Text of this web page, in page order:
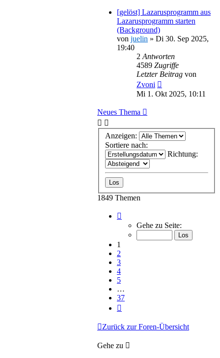
[gelöst] Lazarusprogramm aus
Lazarusprogramm starten
(Background)
von juelin » Di 30. Sep 2025,
19:40
2 Antworten
4589 Zugriffe
Letzter Beitrag von
Zvoni
Mi 1. Okt 2025, 10:11
Neues Thema
Anzeigen:
Sortiere nach:
Richtung:
1849 Themen
von
Gehe zu Seite:
1
2
3
4
5
…
37
Zurück zur Foren-Übersicht
Gehe zu